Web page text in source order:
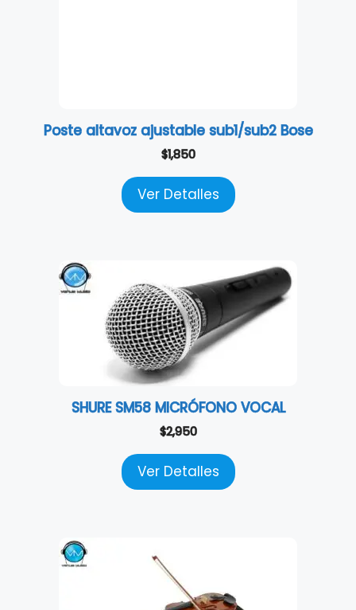
Poste altavoz ajustable sub1/sub2 Bose
$1,850
Ver Detalles
SHURE SM58 MICRÓFONO VOCAL
$2,950
Ver Detalles